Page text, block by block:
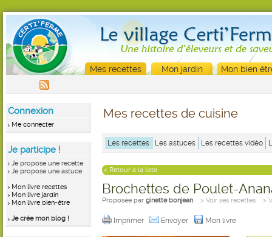
Mes recettes Mon jardin Mon bien
Connexion
Me connecter
Je participe !
Je propose une recette
Je propose une astuce
Mon livre recettes
Mon livre jardin
Mon livre bien-être
Je crée mon blog !
Mes recettes de cuisine
Les recettes Les astuces Les recettes vidéo
< Retour à la liste
Brochettes de Poulet-
Proposée par ginette bonjean > Voir ses recettes >
Imprimer Envoyer Mon livre